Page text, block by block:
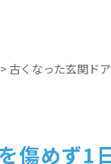
> 古くなった玄関ド
傷めず